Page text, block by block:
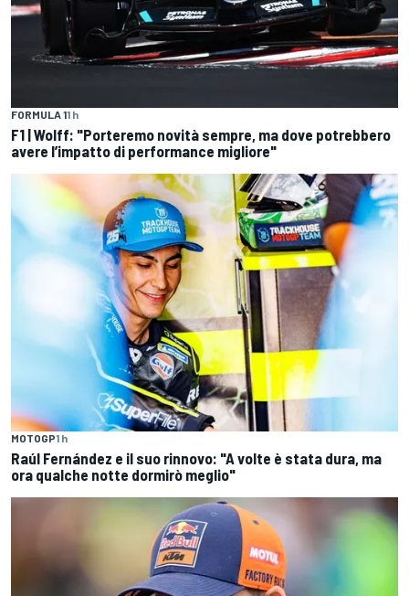
FORMULA 11 h
F1 | Wolff: "Porteremo novità sempre, ma dove potrebbero
avere l’impatto di performance migliore"
MOTOGP1 h
Raúl Fernández e il suo rinnovo: "A volte è stata dura, ma
ora qualche notte dormirò meglio"